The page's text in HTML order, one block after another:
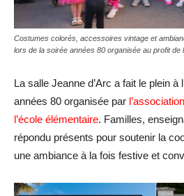
Costumes colorés, accessoires vintage et
lors de la soirée années 80 organisée au profit de
La salle Jeanne d’Arc a fait le plein à
années 80 organisée par
l’école élémentaire. Familles,
répondu présents pour soutenir la
une ambiance à la fois festive et